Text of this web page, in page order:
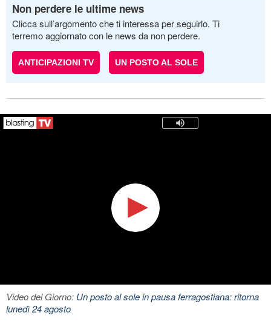
Non perdere le ultime news
Clicca sull’argomento che ti interessa per seguirlo. Ti
terremo aggiornato con le news da non perdere.
ANTICIPAZIONI TV UN POSTO AL SOLE
Video del Giorno: Un posto al sole in pausa ferragostiana: ritorna
lunedì 24 agosto